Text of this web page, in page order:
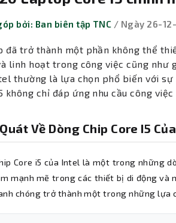
bởi: Ban biên tập TNC / Ngày 26-
đã trở thành một phần không thể
linh hoạt trong công việc cũng như
thường là lựa chọn phổ biến với sự
không chỉ đáp ứng nhu cầu công
Về Dòng Chip Core I5
Core i5 của Intel là một trong những
mạnh mẽ trong các thiết bị di động và
chóng trở thành một trong những lựa